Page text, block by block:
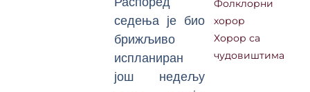
седења је био
брижљиво
испланиран
још недељу
Фолклорни
хорор
Хорор са
чудовиштима